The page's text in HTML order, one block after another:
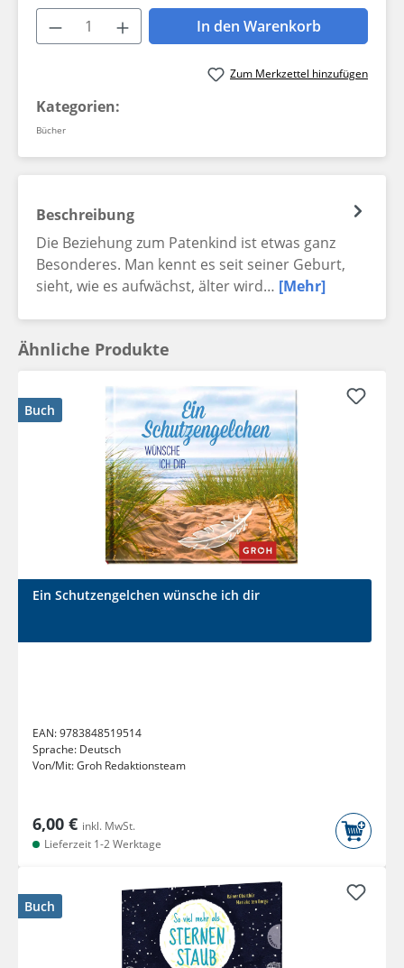
Produkt Anzahl: Gib den
In den Warenkorb
Zum Merkzettel hinzufügen
Kategorien:
Bücher
Beschreibung
Die Beziehung zum Patenkind ist etwas ganz
Besonderes. Man kennt es seit seiner Geburt,
sieht, wie es aufwächst, älter wird… [Mehr]
Ähnliche Produkte
Buch
Ein Schutzengelchen wünsche ich dir
EAN:9783848519514
Sprache: Deutsch
Von/Mit:Groh Redaktionsteam
6,00 € inkl. MwSt.
Lieferzeit 1-2 Werktage
Buch